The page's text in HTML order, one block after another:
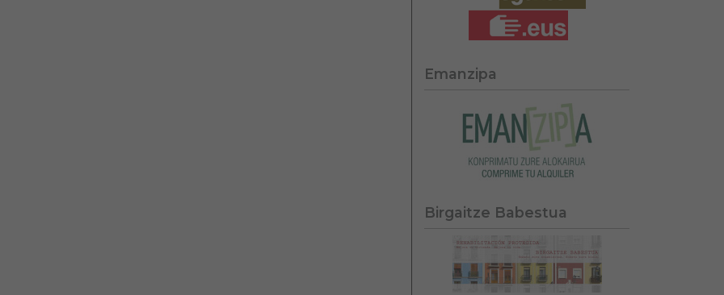
Emanzipa
Birgaitze Babestua